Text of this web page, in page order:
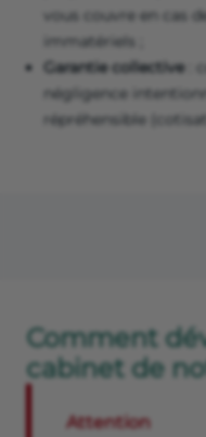
vous couvre en cas
immatériels ;
Garantie collective:
négligence
répréhensible
Comment
cabinet de
Attention